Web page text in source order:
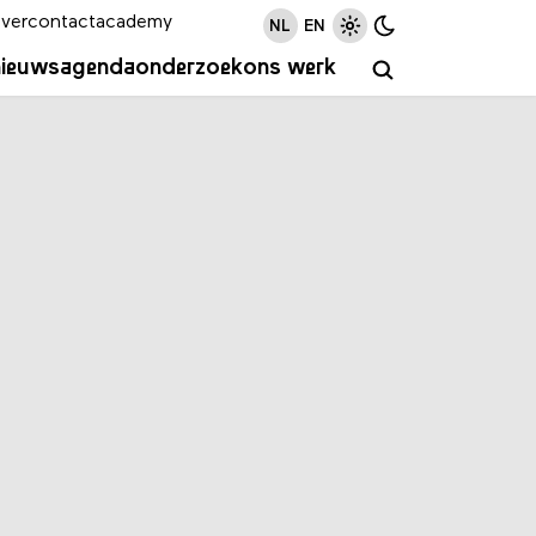
agendaonderzoekons werk
contactacademy NL EN